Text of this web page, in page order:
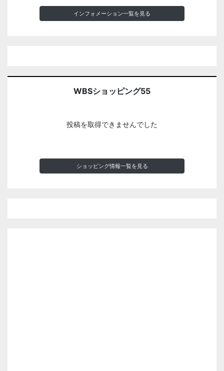
インフォメーション一覧を見る
WBSショッピング55
投稿を取得できませんでした
ショッピング情報一覧を見る